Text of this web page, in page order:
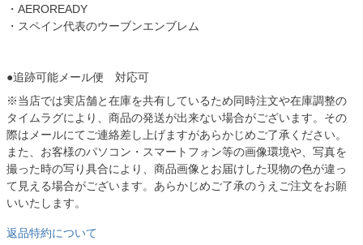
・AEROREADY
・スペイン代表のウーブンエンブレム
●追跡可能メール便 対応可
※当店では実店舗と在庫を共有しているため同時注文や在庫調整の
タイムラグにより、商品の発送が出来ない場合がございます。その
際はメールにてご連絡差し上げますがあらかじめご了承ください。
また、お客様のパソコン・スマートフォン等の画像環境や、写真を
撮った時の写り具合により、商品画像とお届けした現物の色が違っ
て見える場合がございます。あらかじめご了承のうえご注文をお願
いいたします。
返品特約について